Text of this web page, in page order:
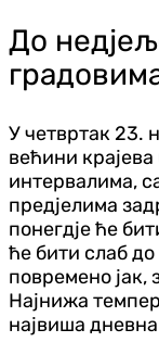
До
У четвртак 23.
већини
интервалима,
предјелима
понегдје ће
ће бити слаб
повремено јак,
Најнижа
највиша